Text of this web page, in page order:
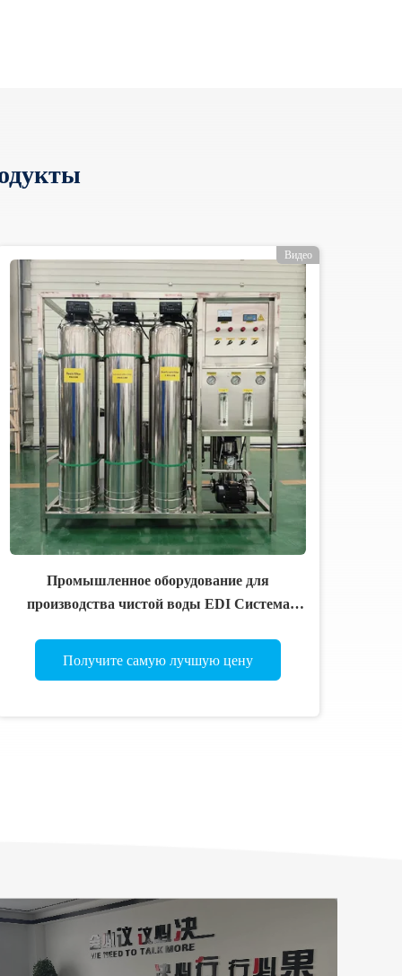
Видео
Промышленное оборудование для
производства чистой воды EDI Система
Получите самую лучшую цену